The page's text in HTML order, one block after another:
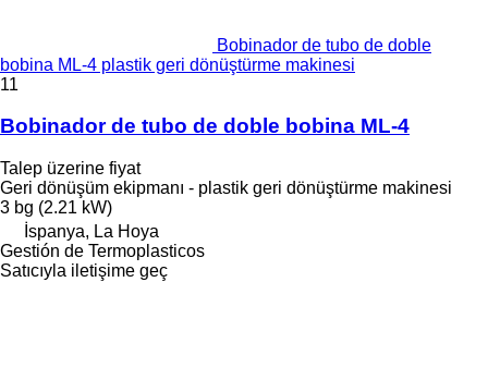
Bobinador de tubo de doble
bobina ML-4 plastik geri dönüştürme makinesi
11
Bobinador de tubo de doble bobina ML-4
Talep üzerine fiyat
Geri dönüşüm ekipmanı - plastik geri dönüştürme makinesi
3 bg (2.21 kW)
İspanya, La Hoya
Gestión de Termoplasticos
Satıcıyla iletişime geç